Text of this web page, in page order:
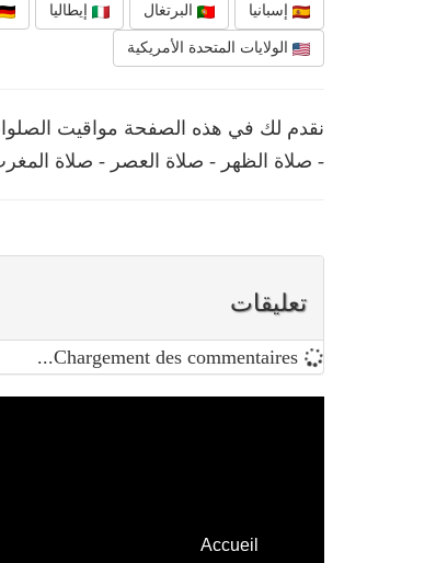
إسبانيا البرتغال إيطاليا
الولايات المتحدة الأمريكية
نقدم لك في هذه الصفحة مواقيت
- صلاة الظهر - صلاة العصر - صلاة
تعليقات
Accueil